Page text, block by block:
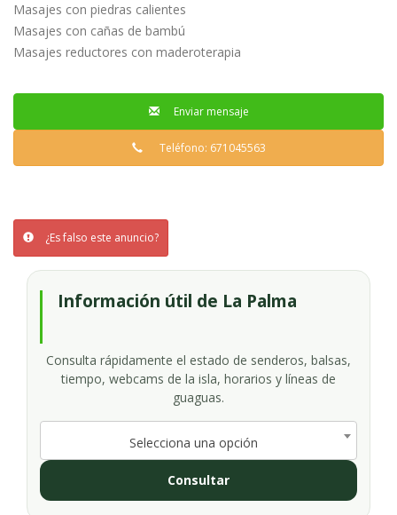
Masajes con piedras calientes
Masajes con cañas de bambú
Masajes reductores con maderoterapia
Enviar mensaje
Teléfono: 671045563
¿Es falso este anuncio?
Información útil de La Palma
Consulta rápidamente el estado de senderos, balsas,
tiempo, webcams de la isla, horarios y líneas de
guaguas.
Selecciona una opción
Consultar